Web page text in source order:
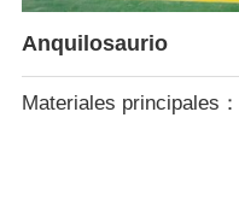
Anquilosaurio
Materiales principales：